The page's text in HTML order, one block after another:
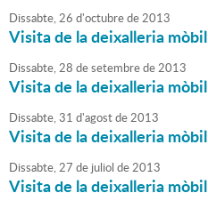
Dissabte,26 d'octubrede2013
Visita de la deixalleria mòbil
Dissabte,28 desetembrede2013
Visita de la deixalleria mòbil
Dissabte,31 d'agostde2013
Visita de la deixalleria mòbil
Dissabte,27 de juliol de2013
Visita de la deixalleria mòbil